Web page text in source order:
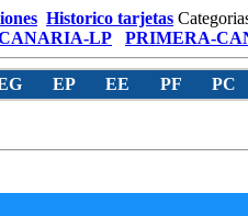
Historico tarjetas
LP PRIMERA-
EP EE PF PC